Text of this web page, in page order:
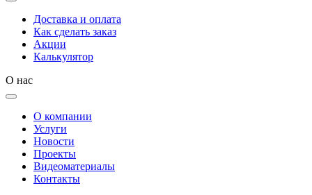
Доставка и оплата
Как сделать заказ
Акции
Калькулятор
О нас
О компании
Услуги
Новости
Проекты
Видеоматериалы
Контакты